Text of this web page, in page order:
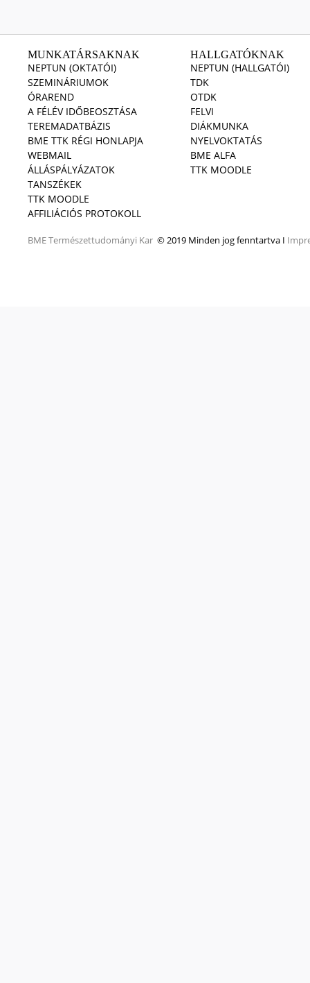
MUNKATÁRSAKNAK
NEPTUN (OKTATÓI)
SZEMINÁRIUMOK
ÓRAREND
A FÉLÉV IDŐBEOSZTÁSA
TEREMADATBÁZIS
BME TTK RÉGI HONLAPJA
WEBMAIL
ÁLLÁSPÁLYÁZATOK
TANSZÉKEK
TTK MOODLE
AFFILIÁCIÓS PROTOKOLL
BMETermészettudományi Kar © 2019 Minden jog fenntartva I
HALLGATÓKNAK
NEPTUN (HALLGATÓI)
TDK
OTDK
FELVI
DIÁKMUNKA
NYELVOKTATÁS
BME ALFA
TTK MOODLE